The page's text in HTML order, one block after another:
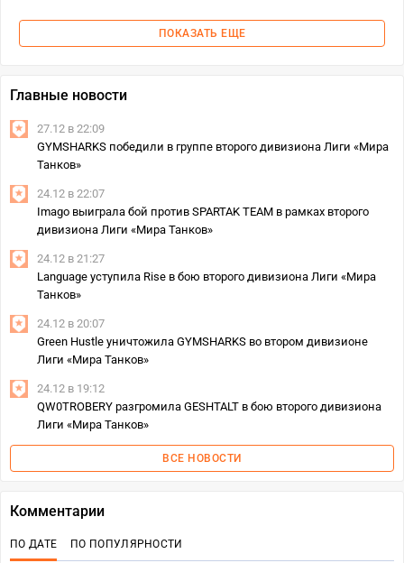
ПОКАЗАТЬ ЕЩЕ
Главные новости
27.12 в 22:09
GYMSHARKS победили в группе второго дивизиона Лиги «Мира
Танков»
24.12 в 22:07
Imago выиграла бой против SPARTAK TEAM в рамках второго
дивизиона Лиги «Мира Танков»
24.12 в 21:27
Language уступила Rise в бою второго дивизиона Лиги «Мира
Танков»
24.12 в 20:07
Green Hustle уничтожила GYMSHARKS во втором дивизионе
Лиги «Мира Танков»
24.12 в 19:12
QW0TROBERY разгромила GESHTALT в бою второго дивизиона
Лиги «Мира Танков»
ВСЕ НОВОСТИ
Комментарии
ПО ДАТЕ ПО ПОПУЛЯРНОСТИ